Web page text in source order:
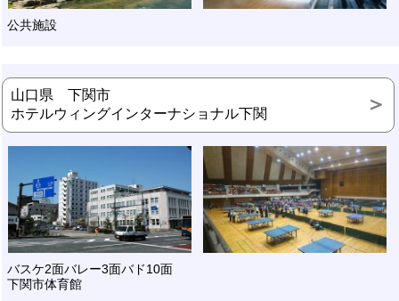
公共施設
山口県 下関市
ホテルウィングインターナショナル下関
バスケ2面バレー3面バド10面
下関市体育館